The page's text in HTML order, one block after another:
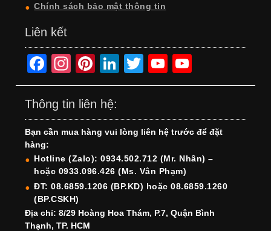
Chính sách bảo mật thông tin
Liên kết
F
a
c
e
b
o
o
k
In
st
a
gr
a
m
Pi
nt
er
e
st
Li
n
e
dI
n
T
wi
er
Y
o
T
u
b
e
o
T
u
b
e
h
Thông tin liên hệ:
Bạn cần mua hàng vui lòng liên hệ trước để đặt
hàng:
Hotline (Zalo): 0934.502.712 (Mr. Nhân) –
hoặc 0933.096.426 (Ms. Vân Phạm)
ĐT: 08.6859.1206 (BP.KD) hoặc 08.6859.1260
(BP.CSKH)
Địa chỉ: 8/29 Hoàng Hoa Thám, P.7, Quận Bình
Thạnh, TP. HCM